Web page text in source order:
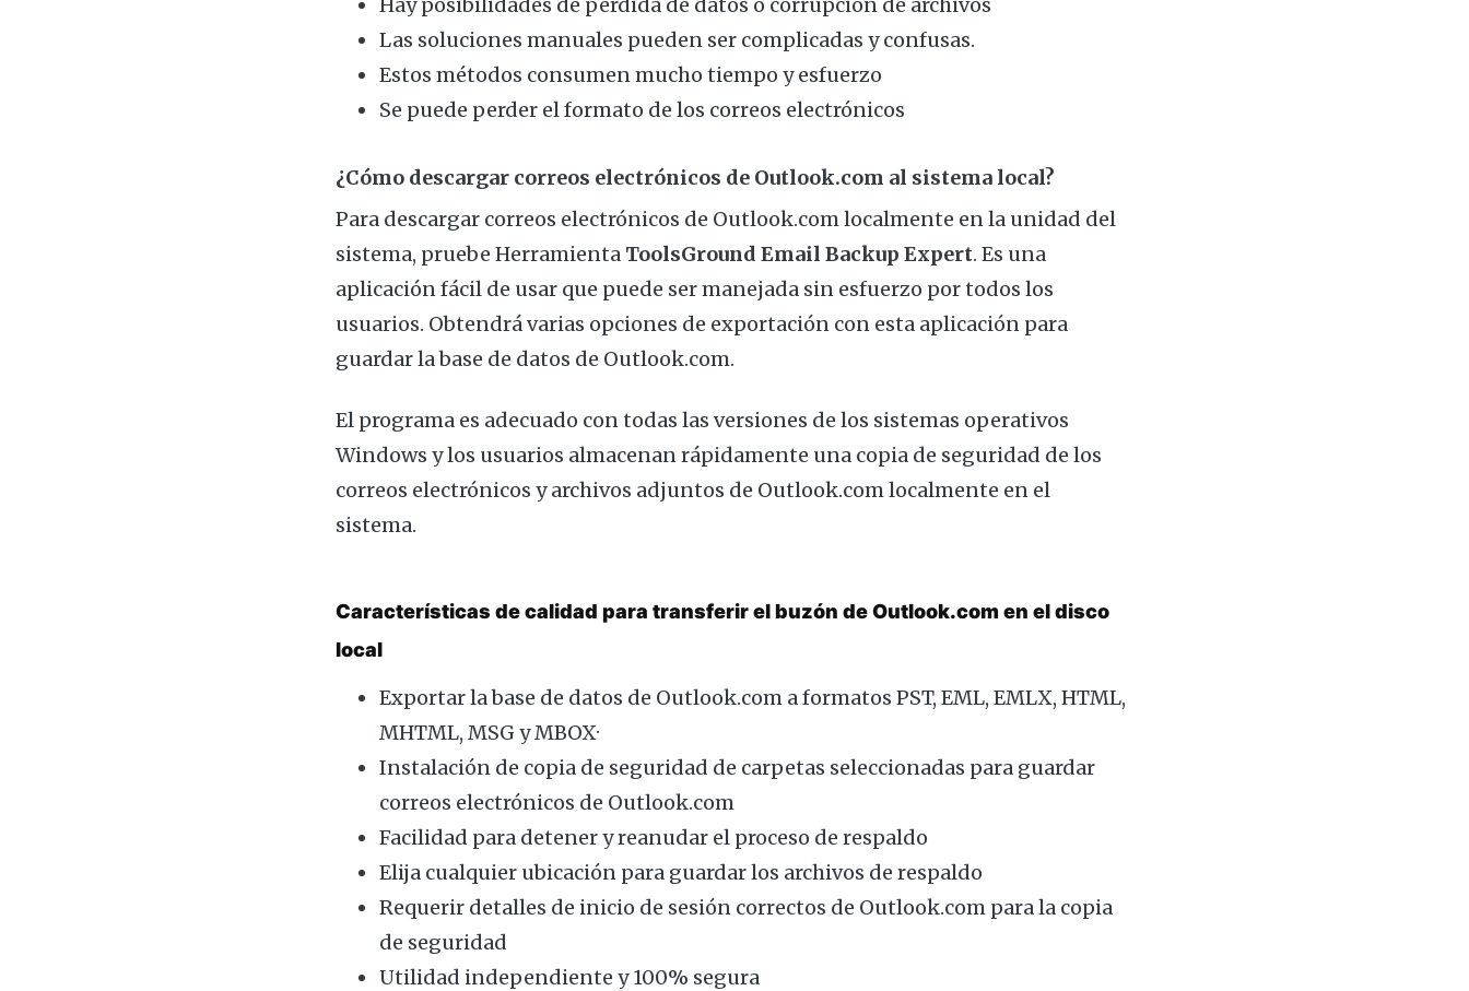
Las soluciones manuales pueden ser complicadas y confusas.
Estos métodos consumen mucho tiempo y esfuerzo
Se puede perder el formato de los correos electrónicos
¿Cómo descargar correos electrónicos de Outlook.com al sistema local?
Para descargar correos electrónicos de Outlook.com localmente en la unidad del
sistema, pruebe Herramienta ToolsGround Email Backup Expert. Es una
aplicación fácil de usar que puede ser manejada sin esfuerzo por todos los
usuarios. Obtendrá varias opciones de exportación con esta aplicación para
guardar la base de datos de Outlook.com.
El programa es adecuado con todas las versiones de los sistemas operativos
Windows y los usuarios almacenan rápidamente una copia de seguridad de los
correos electrónicos y archivos adjuntos de Outlook.com localmente en el
sistema.
Características de calidad para transferir el buzón de Outlook.com en el disco
local
Exportar la base de datos de Outlook.com a formatos PST, EML, EMLX, HTML,
MHTML, MSG y MBOX·
Instalación de copia de seguridad de carpetas seleccionadas para guardar
correos electrónicos de Outlook.com
Facilidad para detener y reanudar el proceso de respaldo
Elija cualquier ubicación para guardar los archivos de respaldo
Requerir detalles de inicio de sesión correctos de Outlook.com para la copia
de seguridad
Utilidad independiente y 100% segura